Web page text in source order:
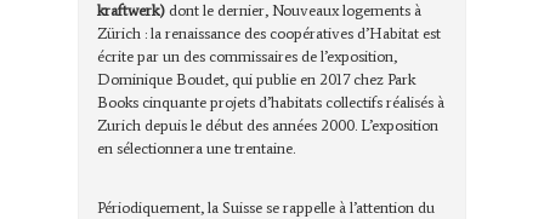
kraftwerk) dont le dernier, Nouveaux logements à
Zürich : la renaissance des coopératives d’Habitat est
écrite par un des commissaires de l’exposition,
Dominique Boudet, qui publie en 2017 chez Park
Books cinquante projets d’habitats collectifs réalisés à
Zurich depuis le début des années 2000. L’exposition
en sélectionnera une trentaine.
Périodiquement, la Suisse se rappelle à l’attention du